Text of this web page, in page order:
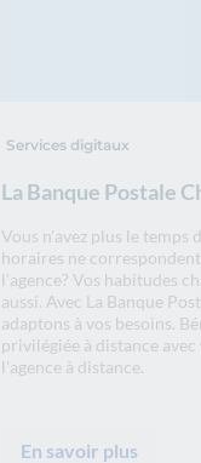
La Banque Postale
Services digitaux
Vous n'avez plus le temps
horaires ne
l’agence? Vos habitudes
aussi. Avec La Banque
adaptons à vos besoins.
privilégiée à distance
l'agence à distance.
En savoir plus